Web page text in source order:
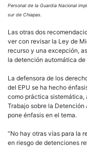
Personal de la Guardia Nacional
sur de Chiapas.
Las otras dos
ver con revisar la Ley de
recurso y una excepción,
la detención automática
La defensora de los
del EPU se ha hecho
como práctica sistemática,
Trabajo sobre la Detención
pone énfasis en el tema.
“No hay otras vías para la
en riesgo de detenciones